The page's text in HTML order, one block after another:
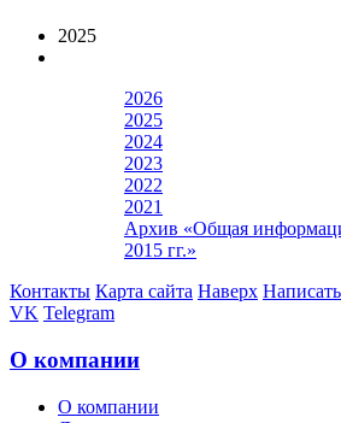
2025
2026
2025
2024
2023
2022
2021
Архив «Общая
2015 гг.»
Контакты Карта сайта Наверх
VK Telegram
О компании
О компании